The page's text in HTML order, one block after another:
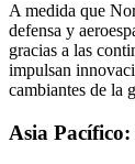
A medida que
defensa y
gracias a las
impulsan
cambiantes de la
Asia